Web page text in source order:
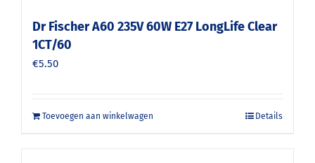
Dr Fischer A60 235V 60W E27 LongLife Clear
1CT/60
€5.50
Toevoegen aan winkelwagen Details